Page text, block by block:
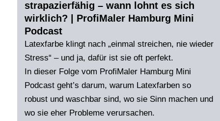
strapazierfähig – wann lohnt es sich
wirklich? | ProfiMaler Hamburg Mini
Podcast
Latexfarbe klingt nach „einmal streichen, nie wieder
Stress“ – und ja, dafür ist sie oft perfekt.
In dieser Folge vom ProfiMaler Hamburg Mini
Podcast geht’s darum, warum Latexfarben so
robust und waschbar sind, wo sie Sinn machen und
wo sie eher Probleme verursachen.